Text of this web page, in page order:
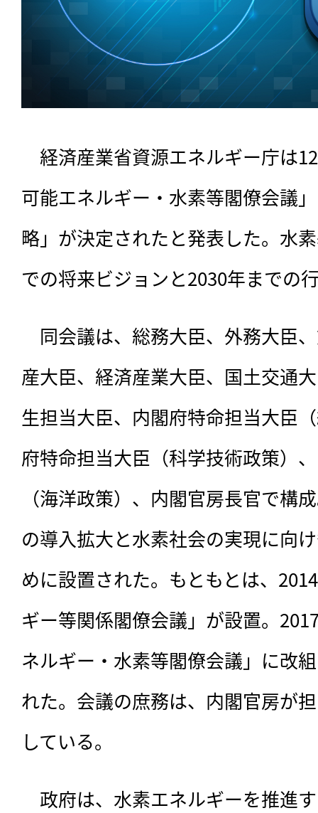
経済産業省資源エネルギー庁は
可能エネルギー・水素等閣僚会議
略」が決定されたと発表した。水
での将来ビジョンと2030年までの
同会議は、総務大臣、外務大臣
産大臣、経済産業大臣、国土交通
生担当大臣、内閣府特命担当大臣
府特命担当大臣（科学技術政策）
（海洋政策）、内閣官房長官で構
の導入拡大と水素社会の実現に向
めに設置された。もともとは、
ギー等関係閣僚会議」が設置。
ネルギー・水素等閣僚会議」に改
れた。会議の庶務は、内閣官房が
している。
政府は、水素エネルギーを推進